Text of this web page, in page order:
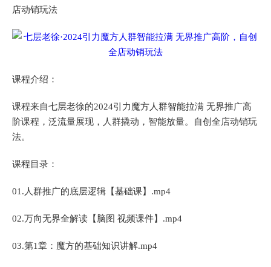
店动销玩法
课程介绍：
课程来自七层老徐的2024引力魔方人群智能拉满 无界推广高
阶课程，泛流量展现，人群撬动，智能放量。自创全店动销玩
法。
课程目录：
01.人群推广的底层逻辑【基础课】.mp4
02.万向无界全解读【脑图 视频课件】.mp4
03.第1章：魔方的基础知识讲解.mp4